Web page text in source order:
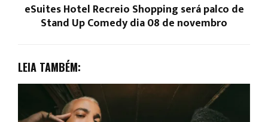
eSuites Hotel Recreio Shopping será palco de
Stand Up Comedy dia 08 de novembro
LEIA TAMBÉM: